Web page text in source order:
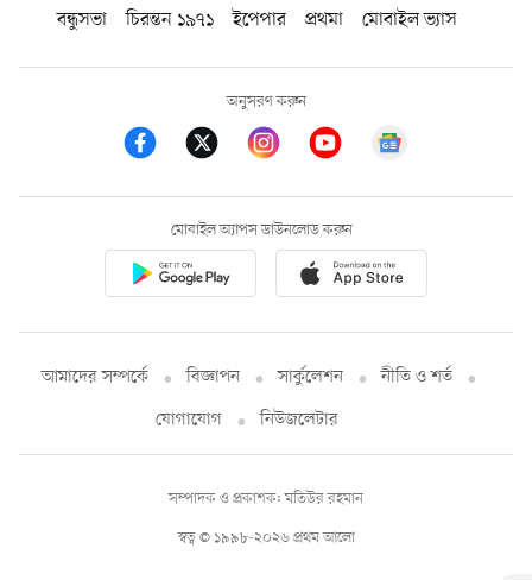
বন্ধুসভা
চিরন্তন ১৯৭১ ইপেপার প্রথমা মোবাইল ভ্যাস
অনুসরণ করুন
মোবাইল অ্যাপস ডাউনলোড করুন
আমাদের সম্পর্কে বিজ্ঞাপন সার্কুলেশন
নীতি ও শর্ত
যোগাযোগ
নিউজলেটার
স্বত্ব © ১৯৯৮-২০২৬ প্রথম আলো
সম্পাদক ও প্রকাশক: মতিউর রহমান